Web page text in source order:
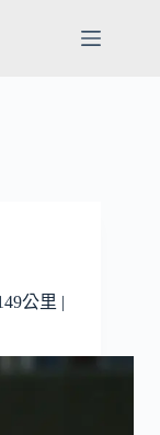
公里 |